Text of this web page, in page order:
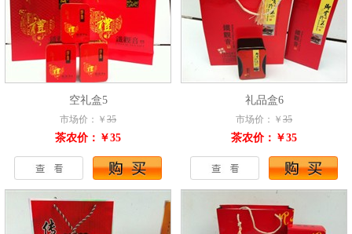
空礼盒5
市场价：￥ 35
茶农价：￥35
礼品盒6
市场价：￥ 35
茶农价：￥35